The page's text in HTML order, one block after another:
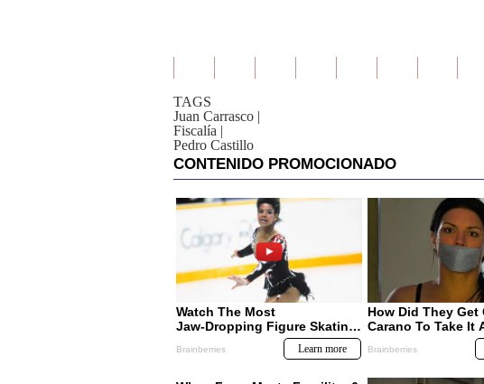
TAGS
Juan Carrasco |
Fiscalía |
Pedro Castillo